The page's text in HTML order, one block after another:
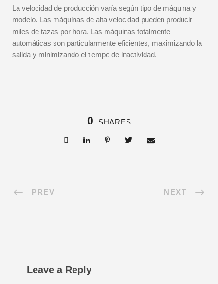
La velocidad de producción varía según tipo de máquina y
modelo. Las máquinas de alta velocidad pueden producir
miles de tazas por hora. Las máquinas totalmente
automáticas son particularmente eficientes, maximizando la
salida y minimizando el tiempo de inactividad.
0 SHARES
PREV NEXT
Leave a Reply